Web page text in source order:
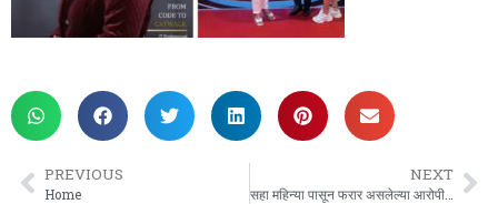
PREVIOUS
Home
NEXT
सहा महिन्या पासून फरार असलेल्या आरोपीस बिबेवाडी पोलिसांनी ठोकल्या बेड्या.